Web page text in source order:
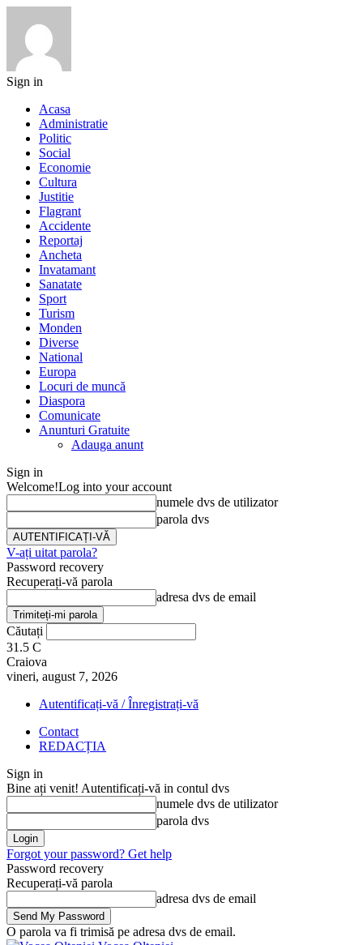
Sign in
Acasa
Administratie
Politic
Social
Economie
Cultura
Justitie
Flagrant
Accidente
Reportaj
Ancheta
Invatamant
Sanatate
Sport
Turism
Monden
Diverse
National
Europa
Locuri de muncă
Diaspora
Comunicate
Anunturi Gratuite
Adauga anunt
Sign in
Welcome!Log into your account
numele dvs de utilizator
parola dvs
V-ați uitat parola?
Password recovery
Recuperați-vă parola
adresa dvs de email
Căutați
31.5 C
Craiova
vineri, august 7, 2026
Autentificați-vă / Înregistrați-vă
Contact
REDACȚIA
Sign in
Bine ați venit! Autentificați-vă in contul dvs
numele dvs de utilizator
parola dvs
Forgot your password? Get help
Password recovery
Recuperați-vă parola
adresa dvs de email
O parola va fi trimisă pe adresa dvs de email.